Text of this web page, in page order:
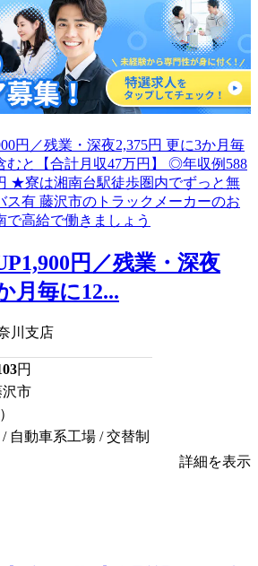
円／残業・深夜
月毎に12...
川支店
円
市
自動車系工場 / 交替制
詳細を表示